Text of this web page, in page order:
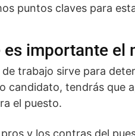
puntos claves para
es importante el
trabajo sirve para
candidato, tendrás que
el puesto.
y los contras del